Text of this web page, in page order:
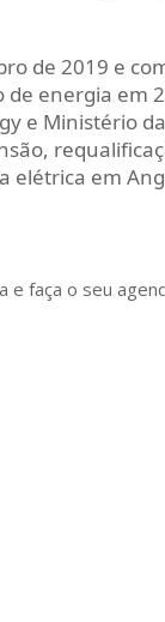
de 2019 e
energia em
e Ministério
elétrica em
e faça o seu